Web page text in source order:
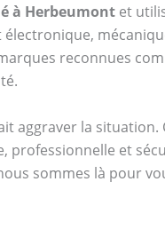
à Herbeumont et
reconnues
aggraver la
et
sommes là pour